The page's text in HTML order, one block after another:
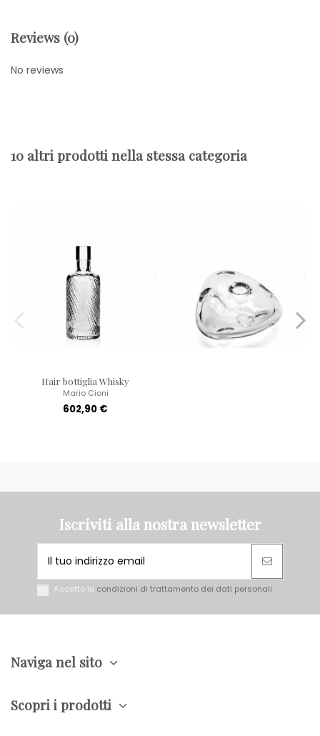
Reviews (0)
No reviews
10 altri prodotti nella stessa categoria
Hair bottiglia Whisky
Mario Cioni
602,90 €
Iscriviti alla nostra newsletter
Accetto le condizioni di trattamento dei dati personali
Naviga nel sito
Scopri i prodotti